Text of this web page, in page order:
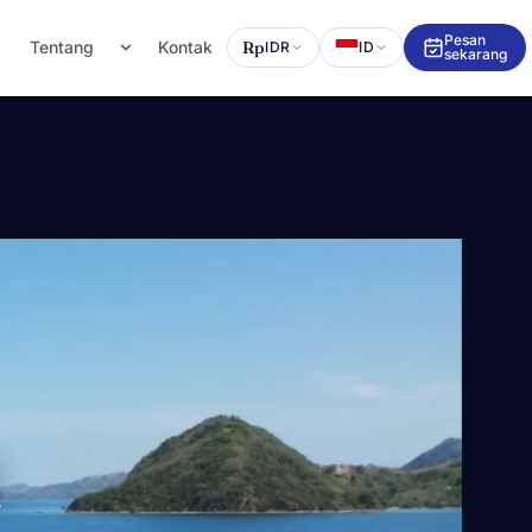
Tentang Kontak RpIDR ID
Pesan
sekarang